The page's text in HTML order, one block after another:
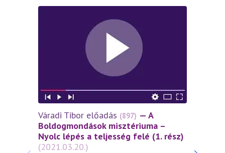
Váradi Tibor előadás (897) — A
Boldogmondások misztériuma –
Nyolc lépés a teljesség felé (1. rész)
(2021.03.20.)